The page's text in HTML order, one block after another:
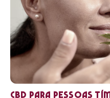
CBD para pessoas